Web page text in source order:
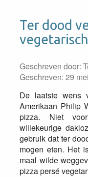
Ter dood
Geschreven door:
Geschreven: 29
De laatste wens
Amerikaan Philip
pizza. Niet
willekeurige
gebruik dat ter
mogen eten. Het
maal wilde
pizza persé